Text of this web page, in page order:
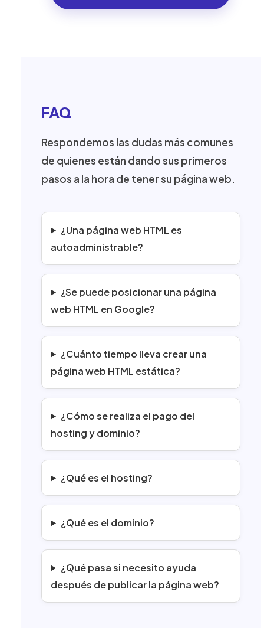
FAQ
Respondemos las dudas más comunes
de quienes están dando sus primeros
pasos a la hora de tener su página web.
¿Una página web HTML es
autoadministrable?
¿Se puede posicionar una página
web HTML en Google?
¿Cuánto tiempo lleva crear una
página web HTML estática?
¿Cómo se realiza el pago del
hosting y dominio?
¿Qué es el hosting?
¿Qué es el dominio?
¿Qué pasa si necesito ayuda
después de publicar la página web?